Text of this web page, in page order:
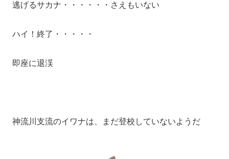
逃げるサカナ・・・・・・さえもいない
ハイ！終了・・・・・
即座に退渓
神流川支流のイワナは、まだ登校していないようだ